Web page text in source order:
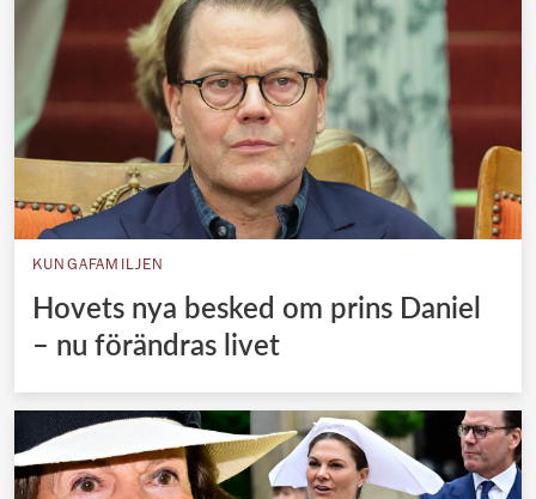
KUNGAFAMILJEN
Hovets nya besked om prins Daniel
– nu förändras livet